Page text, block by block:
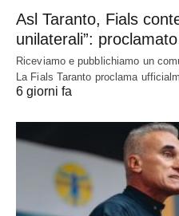
Asl Taranto, Fials
unilaterali”:
Riceviamo e pubblichiamo un
La Fials Taranto proclama
6 giorni fa